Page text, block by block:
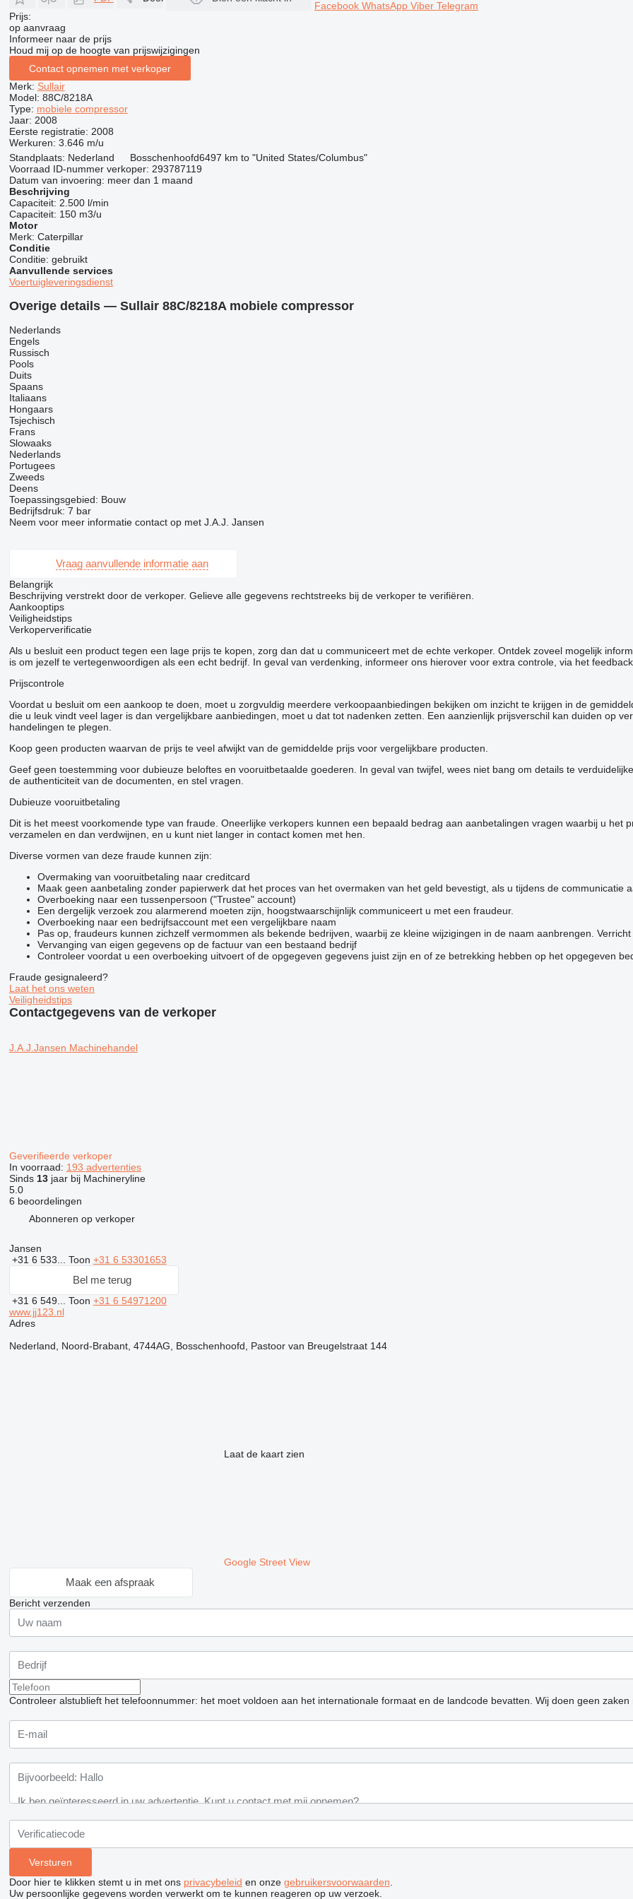
Facebook WhatsApp Viber Telegram
Prijs:
op aanvraag
Informeer naar de prijs
Houd mij op de hoogte van prijswijzigingen
Contact opnemen met verkoper
Merk: Sullair
Model: 88C/8218A
Type: mobiele compressor
Jaar: 2008
Eerste registratie: 2008
Werkuren: 3.646 m/u
Standplaats: Nederland Bosschenhoofd6497 km to "United States/Columbus"
Voorraad ID-nummer verkoper: 293787119
Datum van invoering: meer dan 1 maand
Beschrijving
Capaciteit: 2.500 l/min
Capaciteit: 150 m3/u
Motor
Merk: Caterpillar
Conditie
Conditie: gebruikt
Aanvullende services
Voertuigleveringsdienst
Overige details — Sullair 88C/8218A mobiele compressor
Nederlands
Engels
Russisch
Pools
Duits
Spaans
Italiaans
Hongaars
Tsjechisch
Frans
Slowaaks
Nederlands
Portugees
Zweeds
Deens
Toepassingsgebied: Bouw
Bedrijfsdruk: 7 bar
Neem voor meer informatie contact op met J.A.J. Jansen
Vraag aanvullende informatie aan
Belangrijk
Beschrijving verstrekt door de verkoper. Gelieve alle gegevens rechtstreeks bij de verkoper te verifiëren.
Aankooptips
Veiligheidstips
Verkoperverificatie
Als u besluit een product tegen een lage prijs te kopen, zorg dan dat u communiceert met de echte verkoper. Ontdek zoveel mogelijk
is om jezelf te vertegenwoordigen als een echt bedrijf. In geval van verdenking, informeer ons hierover voor extra controle, via het
Prijscontrole
Voordat u besluit om een ​​aankoop te doen, moet u zorgvuldig meerdere verkoopaanbiedingen bekijken om inzicht te krijgen in de
die u leuk vindt veel lager is dan vergelijkbare aanbiedingen, moet u dat tot nadenken zetten. Een aanzienlijk prijsverschil kan duiden op
handelingen te plegen.
Koop geen producten waarvan de prijs te veel afwijkt van de gemiddelde prijs voor vergelijkbare producten.
Geef geen toestemming voor dubieuze beloftes en vooruitbetaalde goederen. In geval van twijfel, wees niet bang om details te
de authenticiteit van de documenten, en stel vragen.
Dubieuze vooruitbetaling
Dit is het meest voorkomende type van fraude. Oneerlijke verkopers kunnen een bepaald bedrag aan aanbetalingen vragen waarbij u het
verzamelen en dan verdwijnen, en u kunt niet langer in contact komen met hen.
Diverse vormen van deze fraude kunnen zijn:
Overmaking van vooruitbetaling naar creditcard
Maak geen aanbetaling zonder papierwerk dat het proces van het overmaken van het geld bevestigt, als u tijdens de communicatie
Overboeking naar een tussenpersoon ("Trustee" account)
Een dergelijk verzoek zou alarmerend moeten zijn, hoogstwaarschijnlijk communiceert u met een fraudeur.
Overboeking naar een bedrijfsaccount met een vergelijkbare naam
Pas op, fraudeurs kunnen zichzelf vermommen als bekende bedrijven, waarbij ze kleine wijzigingen in de naam aanbrengen.
Vervanging van eigen gegevens op de factuur van een bestaand bedrijf
Controleer voordat u een overboeking uitvoert of de opgegeven gegevens juist zijn en of ze betrekking hebben op het opgegeven
Fraude gesignaleerd?
Laat het ons weten
Veiligheidstips
Contactgegevens van de verkoper
J.A.J.Jansen Machinehandel
Geverifieerde verkoper
In voorraad: 193 advertenties
Sinds 13jaar bij Machineryline
5.0
6 beoordelingen
Abonneren op verkoper
Jansen
+31 6 533... Toon +31 6 53301653
Bel me terug
+31 6 549... Toon +31 6 54971200
www.jj123.nl
Adres
Nederland, Noord-Brabant, 4744AG, Bosschenhoofd, Pastoor van Breugelstraat 144
Laat de kaart zien
Google Street View
Maak een afspraak
Bericht verzenden
Controleer alstublieft het telefoonnummer: het moet voldoen aan het internationale formaat en de landcode bevatten. Wij doen geen zaken
Door hier te klikken stemt u in met ons privacybeleid en onze gebruikersvoorwaarden
Uw persoonlijke gegevens worden verwerkt om te kunnen reageren op uw verzoek.